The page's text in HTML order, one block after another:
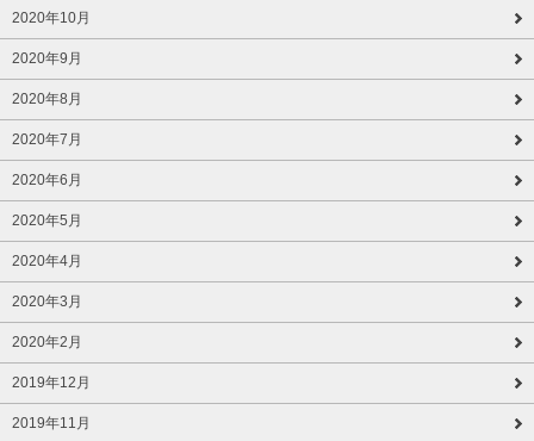
2020年10月
2020年9月
2020年8月
2020年7月
2020年6月
2020年5月
2020年4月
2020年3月
2020年2月
2019年12月
2019年11月